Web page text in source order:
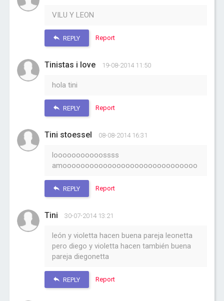
VILU Y LEON
REPLY Report
Tinistas i love 19-08-2014 11:50
hola tini
REPLY Report
Tini stoessel 08-08-2014 16:31
looooooooooossss
amoooooooooooooooooooooooooooooo
REPLY Report
Tini 30-07-2014 13:21
león y violetta hacen buena pareja leonetta
pero diego y violetta hacen también buena
pareja diegonetta
REPLY Report